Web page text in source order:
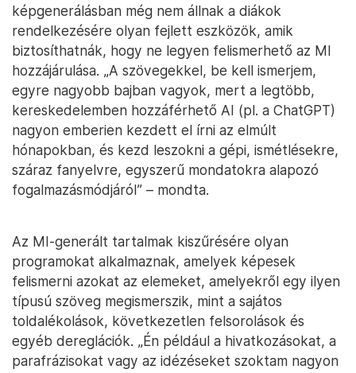
képgenerálásban még nem állnak a diákok
rendelkezésére olyan fejlett eszközök, amik
biztosíthatnák, hogy ne legyen felismerhető az MI
hozzájárulása. „A szövegekkel, be kell ismerjem,
egyre nagyobb bajban vagyok, mert a legtöbb,
kereskedelemben hozzáférhető AI (pl. a ChatGPT)
nagyon emberien kezdett el írni az elmúlt
hónapokban, és kezd leszokni a gépi, ismétlésekre,
száraz fanyelvre, egyszerű mondatokra alapozó
fogalmazásmódjáról” – mondta.
Az MI-generált tartalmak kiszűrésére olyan
programokat alkalmaznak, amelyek képesek
felismerni azokat az elemeket, amelyekről egy ilyen
típusú szöveg megismerszik, mint a sajátos
toldalékolások, következetlen felsorolások és
egyéb dereglációk. „Én például a hivatkozásokat, a
parafrázisokat vagy az idézéseket szoktam nagyon